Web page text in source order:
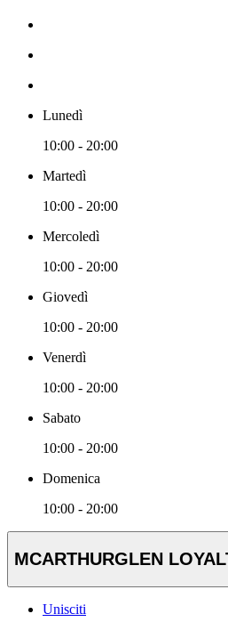
Lunedì
10:00 - 20:00
Martedì
10:00 - 20:00
Mercoledì
10:00 - 20:00
Giovedì
10:00 - 20:00
Venerdì
10:00 - 20:00
Sabato
10:00 - 20:00
Domenica
10:00 - 20:00
MCARTHURGLEN
Unisciti